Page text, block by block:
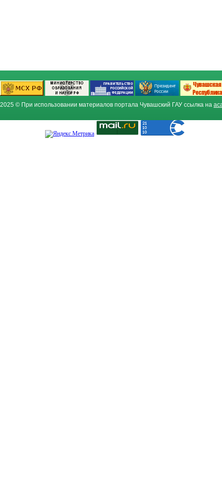
2025 © При использовании материалов портала Чувашский ГАУ ссылка на